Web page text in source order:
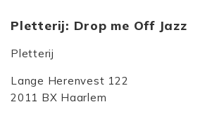
Pletterij: Drop me Off Jazz
Pletterij
Lange Herenvest 122
2011 BX Haarlem